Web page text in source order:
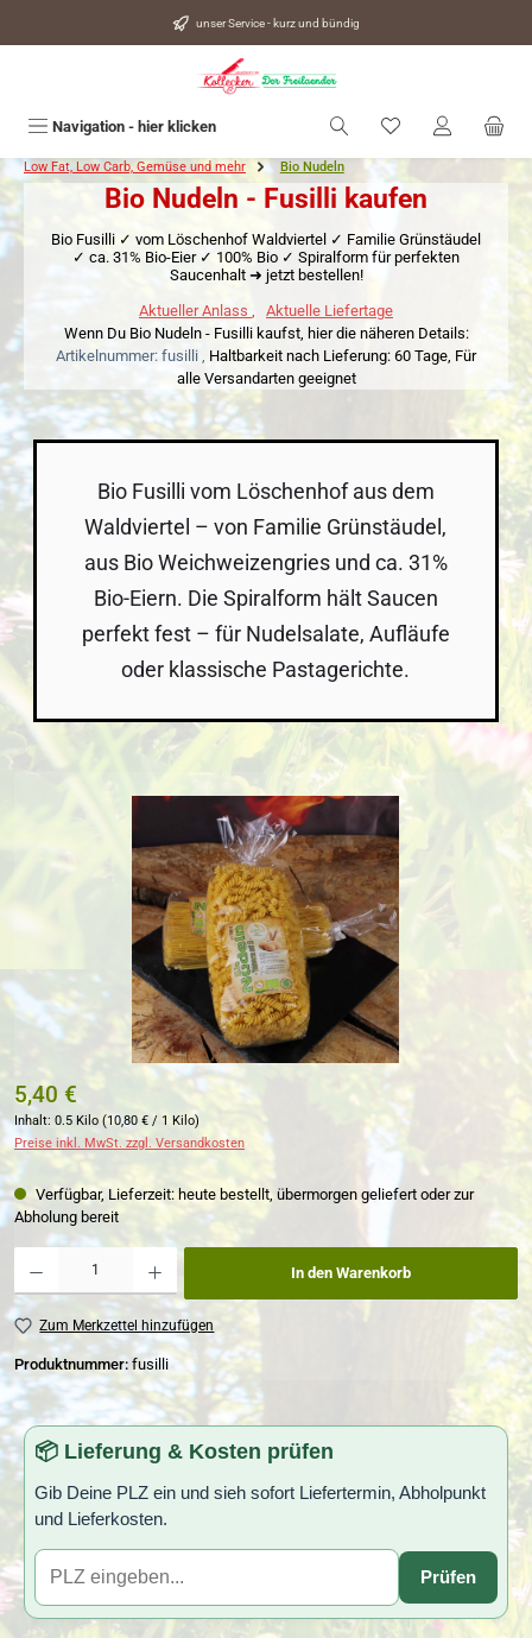
unser Service - kurz und bündig
Navigation - hier klicken Du hast 0
Low Fat, Low Carb, Gemüse und mehr Bio Nudeln
Bio Nudeln - Fusilli kaufen
Bio Fusilli ✓ vom Löschenhof Waldviertel ✓ Familie Grünstäudel
✓ ca. 31% Bio-Eier ✓ 100% Bio ✓ Spiralform für perfekten
Saucenhalt ➜ jetzt bestellen!
Aktueller Anlass
Aktuelle Liefertage
Wenn Du Bio Nudeln - Fusilli kaufst, hier die näheren Details:
Artikelnummer: fusilli , Haltbarkeit nach Lieferung: 60 Tage, Für
alle Versandarten geeignet
Bio Fusilli vom Löschenhof aus dem
Waldviertel – von Familie Grünstäudel,
aus Bio Weichweizengries und ca. 31%
Bio-Eiern. Die Spiralform hält Saucen
perfekt fest – für Nudelsalate, Aufläufe
oder klassische Pastagerichte.
Bildergalerie überspringen
5,40 €
Inhalt: 0.5 Kilo (10,80 € / 1 Kilo)
Preise inkl. MwSt. zzgl. Versandkosten
Verfügbar, Lieferzeit: heute bestellt, übermorgen geliefert oder zur
Abholung bereit
Produkt Anzahl: Gib den gewünschten Wert ein oder benutze die Schaltflächen um die Anzahl zu
In den Warenkorb
Zum Merkzettel hinzufügen
Produktnummer: fusilli
📦 Lieferung & Kosten prüfen
Gib Deine PLZ ein und sieh sofort Liefertermin, Abholpunkt
und Lieferkosten.
Prüfen